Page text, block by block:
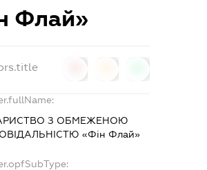
Флай»
З ОБМЕЖЕНОЮ
«Фін Флай»